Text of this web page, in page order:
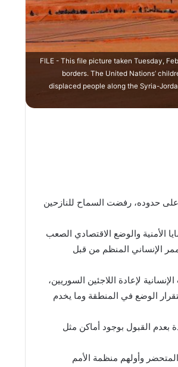
FILE - This file picture taken Tuesday,
borders. The United Nations’
displaced people along the Syria-
حدوده، رفضت السماح للنازحين
الأمنية والوضع الاقتصادي الصعب
الإنساني المنظم من قبل
لإعادة اللاجئين السوريين،
الوضع في المنطقة وما يخدم
بعدم القبول بوجود أماكن مثل
وأولهم منظمة الأمم